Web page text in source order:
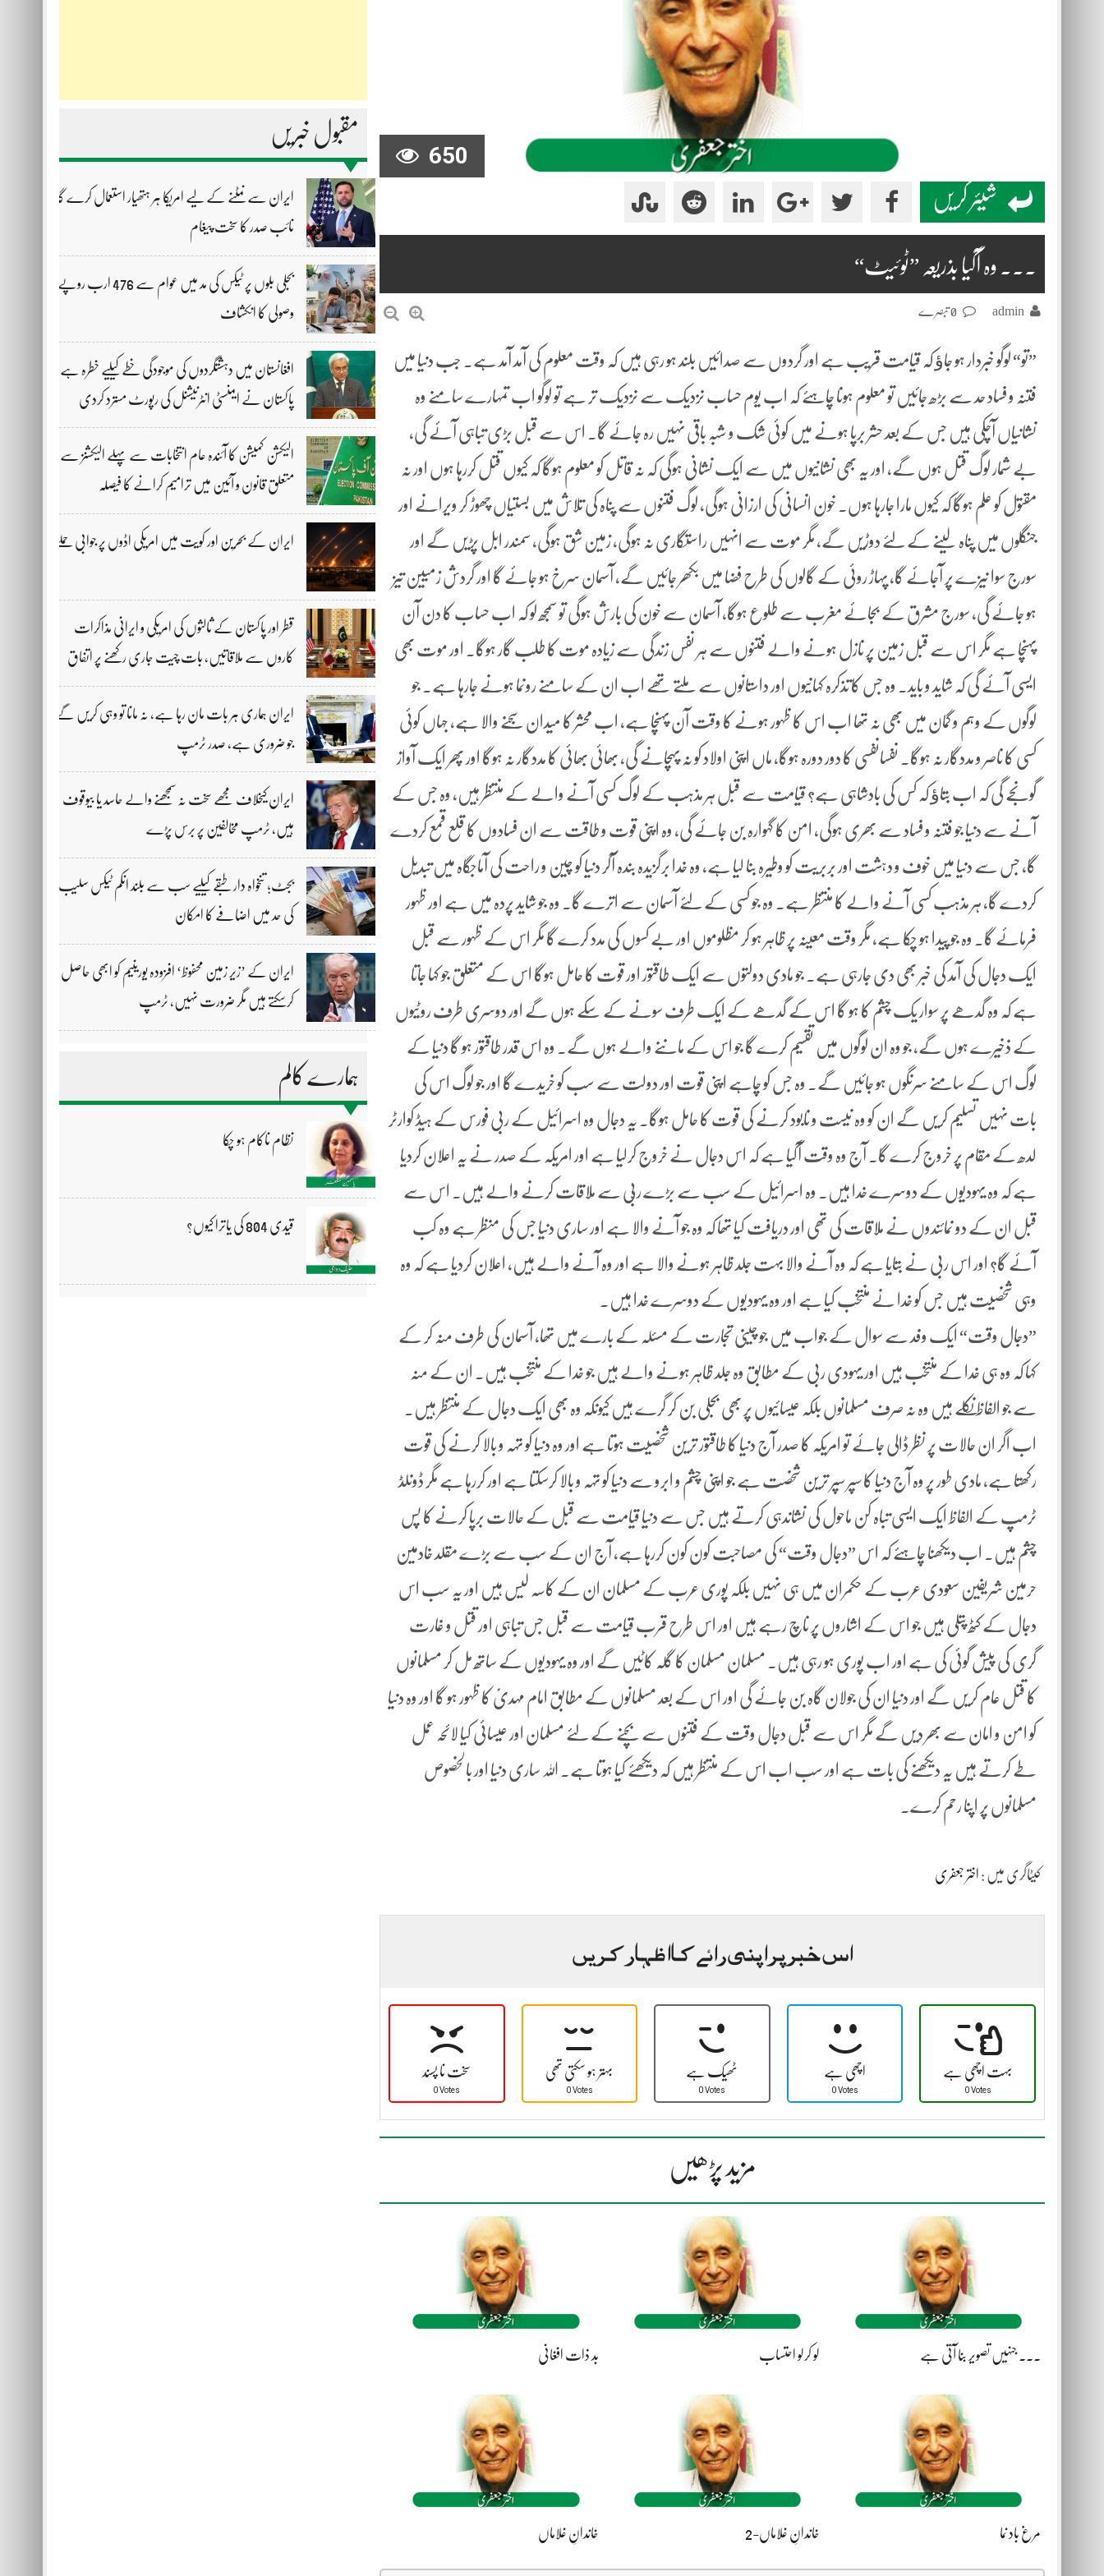
مقبول خبریں
ایران سے نمٹنے کے لیے امریکا ہر ہتھیار استعمال کرے گا،
نائب صدر کا سخت پیغام
بجلی بلوں پر ٹیکس کی مد میں عوام سے 476 ارب روپے
وصولی کا انکشاف
افغانستان میں دہشتگردوں کی موجودگی خطے کیلیے خطرہ ہے،
پاکستان نے ایمنسٹی انٹرنیشنل کی رپورٹ مسترد کردی
الیکشن کمیشن کا آئندہ عام انتخابات سے پہلے الیکشنز سے
متعلق قانون و آئین میں ترامیم کرانے کا فیصلہ
ایران کے بحرین اور کویت میں امریکی اڈوں پر جوابی حملے
قطر اور پاکستان کے ثالثوں کی امریکی و ایرانی مذاکرات
کاروں سے ملاقاتیں، بات چیت جاری رکھنے پر اتفاق
ایران ہماری ہر بات مان رہا ہے، نہ مانا تو وہی کریں گے
جو ضروری ہے، صدر ٹرمپ
ایران کیخلاف مجھے سخت نہ سمجھنے والے حاسد یا بیوقوف
ہیں، ٹرمپ مخالفین پر برس پڑے
بجٹ؛ تنخواہ دار طبقے کیلیے سب سے بلند انکم ٹیکس سلیب
کی حد میں اضافے کا امکان
ایران کے ’زیر زمین محفوظ‘ افزودہ یورینیم کو ابھی حاصل
کرسکتے ہیں مگر ضرورت نہیں، ٹرمپ
ہمارے کالم
نظام ناکام ہو چکا
قیدی 804 کی یاترا کیوں؟
650
شیئر کریں
۔۔۔ وہ آگیا بذریعہ ”ٹوئیٹ“
admin
”تو“ لوگو خبردار ہو جاﺅ کہ قیامت قریب ہے اور گردوں سے صدائیں بلند ہو رہی ہیں کہ وقت معلوم کی آمد آمد ہے۔ جب دنیا میں
فتنہ و فساد حد سے بڑھ جائیں تو معلوم ہونا چاہئے کہ اب یوم حساب نزدیک سے نزدیک تر ہے تو لوگو اب تمہارے سامنے وہ
نشانیاں آچکی ہیں جس کے بعد حشر برپا ہونے میں کوئی شک و شبہ باقی نہیں رہ جائے گا۔ اس سے قبل بڑی تباہی آئے گی،
بے شمار لوگ قتل ہوں گے، اور یہ بھی نشانیوں میں سے ایک نشانی ہوگی کہ نہ قاتل کو معلوم ہوگا کہ کیوں قتل کررہا ہوں اور نہ
مقتول کو علم ہوگا کہ کیوں مارا جارہا ہوں۔ خون انسانی کی ارزانی ہوگی، لوگ فتنوں سے پناہ کی تلاش میں بستیاں چھوڑ کر ویرانے اور
جنگلوں میں پناہ لینے کے لئے دوڑیں گے، مگر موت سے انہیں راستگاری نہ ہوگی، زمین شق ہوگی، سمندر ابل پڑیں گے اور
سورج سوا نیزے پر آجائے گا، پہاڑ روئی کے گالوں کی طرح فضا میں بکھر جائیں گے، آسمان سرخ ہو جائے گا اور گردش زمیین تیز
ہو جائے گی، سورج مشرق کے بجائے مغرب سے طلوع ہوگا، آسمان سے خون کی بارش ہوگی تو سمجھ لو کہ اب حساب کا دن آن
پہنچا ہے مگر اس سے قبل زمین پر نازل ہونے والے فتنوں سے ہر نفس زندگی سے زیادہ موت کا طلب گار ہوگا۔ اور موت بھی
ایسی آئے گی کہ شاید و باید۔ وہ جس کا تذکرہ کہانیوں اور داستانوں سے ملتے تھے اب ان کے سامنے رونما ہونے جارہا ہے۔ جو
لوگوں کے وہم و گمان میں بھی نہ تھا اب اس کا ظہور ہونے کا وقت آن پہنچا ہے، اب محشر کا میدان سجنے والا ہے، جہاں کوئی
کسی کا ناصر و مددگار نہ ہوگا۔ نفسانفسی کا دور دورہ ہوگا، ماں اپنی اولاد کو نہ پہچانے گی، بھائی بھائی کا مددگار نہ ہوگا اور پھر ایک آواز
گونجے گی کہ اب بتاﺅ کہ کس کی بادشاہی ہے؟ قیامت سے قبل ہر مذہب کے لوگ کسی آنے والے کے منتظر ہیں، وہ جس کے
آنے سے دنیا جو فتنہ و فساد سے بھری ہوگی، امن کا گہوارہ بن جائے گی، وہ اپنی قوت و طاقت سے ان فسادوں کا قلع قمع کردے
گا، جس سے دنیا میں خوف و دہشت اور بربریت کو وطیرہ بنا لیا ہے، وہ خدا برگزیدہ بندہ آکر دنیا کو چین و راحت کی آماجگاہ میں تبدیل
کردے گا، ہر مذہب کسی آنے والے کا منتظر ہے۔ وہ جو کسی کے لئے آسمان سے اترے گا۔ وہ جو شاید پردہ میں ہے اور ظہور
فرمائے گا۔ وہ جو پیدا ہو چکا ہے، مگر وقت معینہ پر ظاہر ہو کر مظلوموں اور بے کسوں کی مدد کرے گا مگر اس کے ظہور سے قبل
ایک دجال کی آمد کی خبر بھی دی جارہی ہے۔ جو مادی دولتوں سے ایک طاقتور اور قوت کا حامل ہوگا اس کے متعلق جو کہا جاتا
ہے کہ وہ گدھے پر سوار یک چشم کا ہو گا اس کے گدھے کے ایک طرف سونے کے سکے ہوں گے اور دوسری طرف روٹیوں
کے ذخیرے ہوں گے، جو وہ ان لوگوں میں تقسیم کرے گا جو اس کے ماننے والے ہوں گے۔ وہ اس قدر طاقتور ہو گا دنیا کے
لوگ اس کے سامنے سرنگوں ہو جائیں گے۔ وہ جس کو چاہے اپنی قوت اور دولت سے سب کو خریدے گا اور جو لوگ اس کی
بات نہیں تسلیم کریں گے ان کو وہ نیست و نابود کرنے کی قوت کا حامل ہوگا۔ یہ دجال وہ اسرائیل کے ربی فورس کے ہیڈ کوارٹر
لدھ کے مقام پر خروج کرے گا۔ آج وہ وقت آگیا ہے کہ اس دجال نے خروج کرلیا ہے اور امریکہ کے صدر نے یہ اعلان کردیا
ہے کہ وہ یہودیوں کے دوسرے خدا ہیں۔ وہ اسرائیل کے سب سے بڑے ربّی سے ملاقات کرنے والے ہیں۔ اس سے
قبل ان کے دو نمائندوں نے ملاقات کی تھی اور دریافت کیا تھا کہ وہ جو آنے والا ہے اور ساری دنیا جس کی منظر ہے وہ کب
آئے گا؟ اور اس ربی نے بتایا ہے کہ وہ آنے والا بہت جلد ظاہر ہونے والا ہے اور وہ آنے والے ہیں، اعلان کردیا ہے کہ وہ
وہی شخصیت ہیں جس کو خدا نے منتخب کیا ہے اور وہ یہودیوں کے دوسرے خدا ہیں۔
”دجال وقت“ ایک وفد سے سوال کے جواب میں جو چینی تجارت کے مسئلہ کے بارے میں تھا، آسمان کی طرف منہ کر کے
کہا کہ وہ ہی خدا کے منتخب ہیں اور یہودی ربی کے مطابق وہ جلد ظاہر ہونے والے ہیں جو خدا کے منتخب ہیں۔ ان کے منہ
سے جو الفاظ نکلے ہیں وہ نہ صرف مسلمانوں بلکہ عیسائیوں پر بھی بجلی بن کر گرے ہیں کیونکہ وہ بھی ایک دجال کے منتظر ہیں۔
اب اگر ان حالات پر نظر ڈالی جائے تو امریکہ کا صدر آج دنیا کا طاقتور ترین شخصیت ہوتا ہے اور وہ دنیا کو تہہ و بالا کرنے کی قوت
رکھتا ہے، مادی طور پر وہ آج دنیا کا سپر سپر ترین شخصت ہے جو اپنی چشم و ابرو سے دنیا کو تہہ و بالا کرسکتا ہے اور کررہا ہے مگر ڈونلڈ
ٹرمپ کے الفاظ ایک ایسی تباہ کن ماحول کی نشاندہی کرتے ہیں جس سے دنیا قیامت سے قبل کے حالات برپا کرنے کا پس
چشم ہیں۔ اب دیکھنا چاہئے کہ اس ”دجال وقت“ کی مصاحبت کون کون کررہا ہے، آج ان کے سب سے بڑے مقلد خادمین
حرمین شریفین سعودی عرب کے حکمران میں ہی نہیں بلکہ پوری عرب کے مسلمان ان کے کاسہ لیس ہیں اور یہ سب اس
دجال کے کٹھ پتلی ہیں جو اس کے اشاروں پر ناچ رہے ہیں اور اس طرح قرب قیامت سے قبل جس تباہی اور قتل و غارت
گری کی پیش گوئی کی ہے اور اب پوری ہو رہی ہیں۔ مسلمان مسلمان کا گلہ کاٹیں گے اور وہ یہودیوں کے ساتھ مل کر مسلمانوں
کا قتل عام کریں گے اور دنیا ان کی جولان گاہ بن جائے گی اور اس کے بعد مسلمانوں کے مطابق امام مہدیؑ کا ظہور ہو گا اور وہ دنیا
کو امن و امان سے بھر دیں گے مگر اس سے قبل دجال وقت کے فتنوں سے بچنے کے لئے مسلمان اور عیسائی کیا لائحہ عمل
طے کرتے ہیں یہ دیکھنے کی بات ہے اور سب اب اس کے منتظر ہیں کہ دیکھئے کیا ہوتا ہے۔ اللہ ساری دنیا اور بالخصوص
مسلمانوں پر اپنا رحم کرے۔
کیٹاگری میں : اختر جعفری
اس خبر پر اپنی رائے کا اظہار کریں
سخت نا پسند
0 Votes
بہتر ہو سکتی تھی
0 Votes
ٹھیک ہے
0 Votes
اچھی ہے
0 Votes
بہت اچھی ہے
0 Votes
مزید پڑھیں
۔۔۔ جنہیں تصویر بنا آتی ہے لو کرلو احتساب بد ذات افغانی
مرغ باد نما خاندانِ غلاماں-2 خاندانِ غلاماں